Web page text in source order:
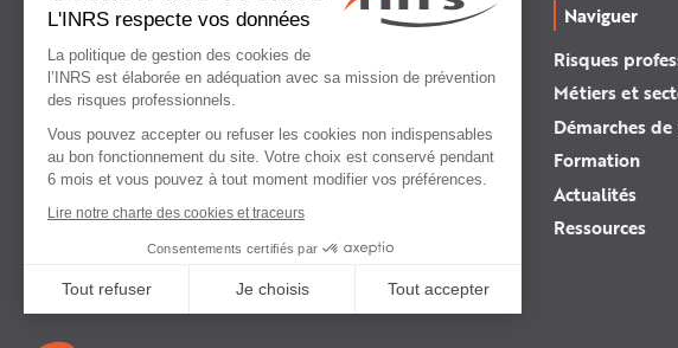
Institut national
de recherche et de sécurité
pour la prévention
des accidents du travail
et des maladies professionnelles
Naviguer
Risques
Métiers et
Démarches
Formation
Actualités
Ressources